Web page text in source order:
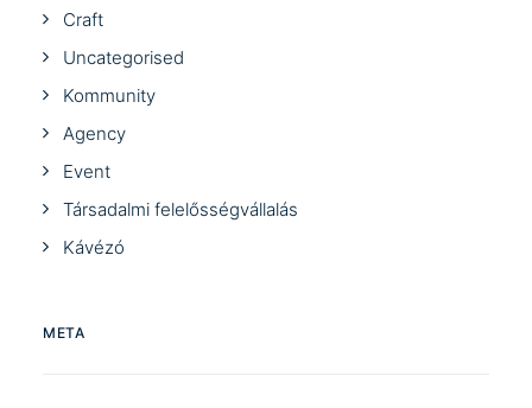
Craft
Uncategorised
Kommunity
Agency
Event
Társadalmi felelősségvállalás
Kávézó
META